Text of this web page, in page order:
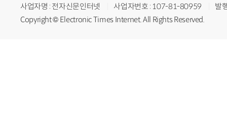
사업자명 : 전자신문인터넷
사업자번호 : 107-81-80959
발
Copyright © Electronic Times Internet. All Rights Reserved.